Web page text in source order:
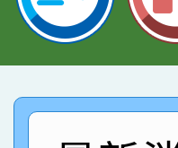
臺灣台
市賽榮
賀！本
名
倩參加
賀！本